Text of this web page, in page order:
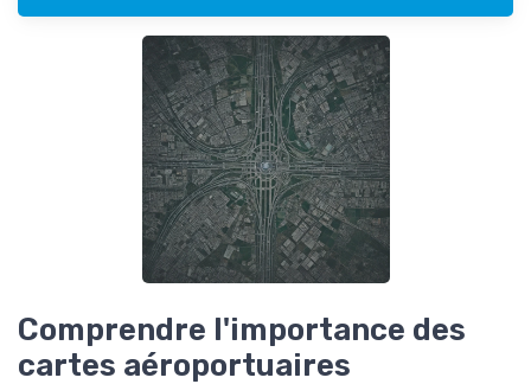
Comprendre l'importance des
cartes aéroportuaires